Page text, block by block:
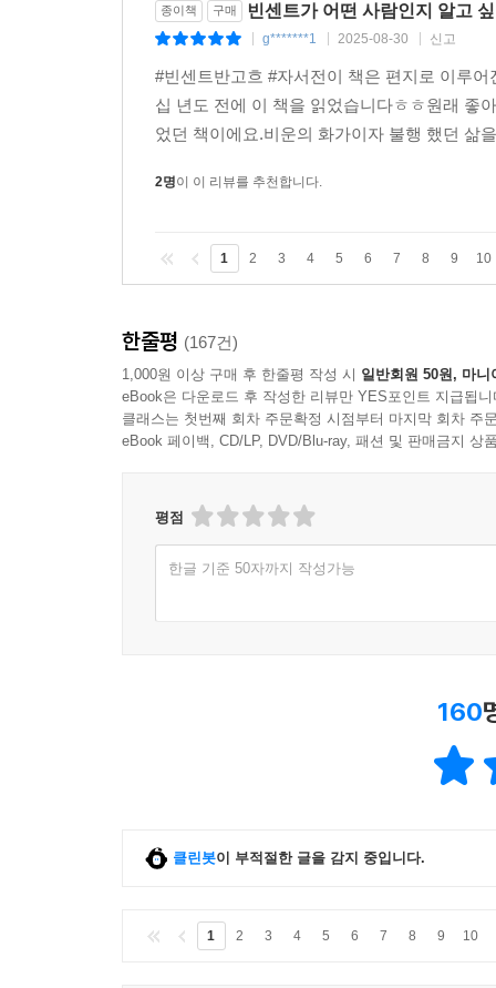
종이책 구매 빈센트가 어떤 사람인지 알고
g*******1 2025-08-30 신고
#빈센트반고흐 #자서전이 책은 편지로 이루
십 년도 전에 이 책을 읽었습니다ㅎㅎ원래 좋
었던 책이에요.비운의 화가이자 불행 했던 삶
2명이 이 리뷰를 추천합니다.
1 2 3 4 5 6 7 8 9 10
한줄평 (167건)
1,000원 이상 구매 후 한줄평 작성 시 일반회원 50원, 마니
eBook은 다운로드 후 작성한 리뷰만 YES포인트 지급됩니
클래스는 첫번째 회차 주문확정 시점부터 마지막 회차 주
eBook 페이백, CD/LP, DVD/Blu-ray, 패션 및 판매금지 상
평점
한글 기준 50자까지 작성가능
160
클린봇이 부적절한 글을 감지 중입니다.
1 2 3 4 5 6 7 8 9 10